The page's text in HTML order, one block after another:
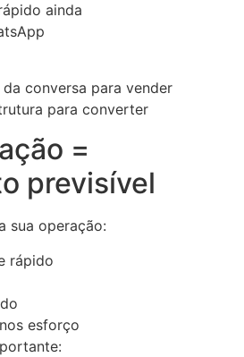
ainda
conversa para vender
para converter
=
previsível
sua operação:
rápido
esforço